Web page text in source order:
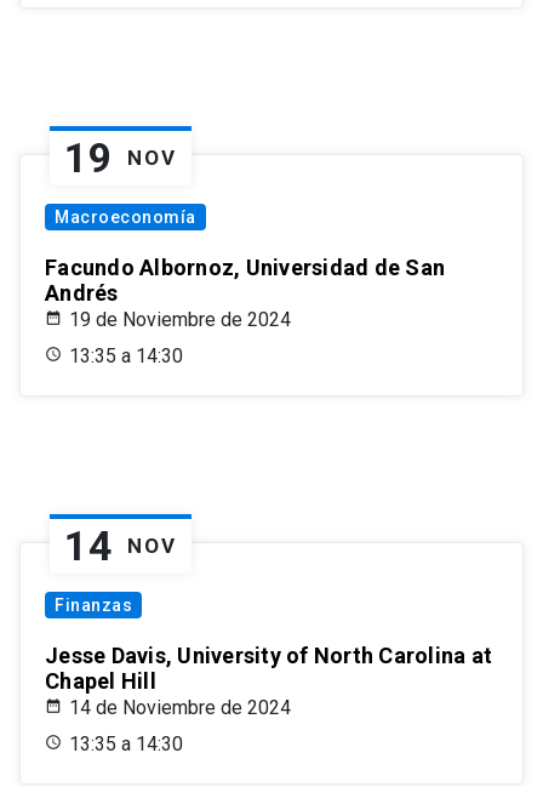
19 NOV
Macroeconomía
Facundo Albornoz, Universidad de San
Andrés
19 de Noviembre de 2024
13:35 a 14:30
14 NOV
Finanzas
Jesse Davis, University of North Carolina at
Chapel Hill
14 de Noviembre de 2024
13:35 a 14:30